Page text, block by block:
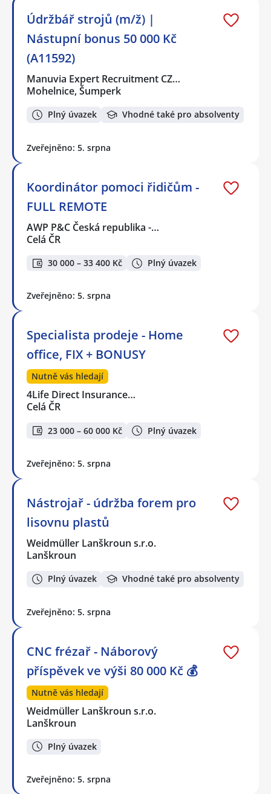
Údržbář strojů (m/ž) |
Nástupní bonus 50 000 Kč
(A11592)
Manuvia Expert Recruitment CZ…
Mohelnice, Šumperk
Plný úvazek Vhodné také pro absolventy
Zveřejněno: 5. srpna
Koordinátor pomoci řidičům -
FULL REMOTE
AWP P&C Česká republika -…
Celá ČR
30 000 – 33 400 Kč Plný úvazek
Zveřejněno: 5. srpna
Specialista prodeje - Home
office, FIX + BONUSY
Nutně vás hledají
4Life Direct Insurance…
Celá ČR
23 000 – 60 000 Kč Plný úvazek
Zveřejněno: 5. srpna
Nástrojař - údržba forem pro
lisovnu plastů
Weidmüller Lanškroun s.r.o.
Lanškroun
Plný úvazek Vhodné také pro absolventy
Zveřejněno: 5. srpna
CNC frézař - Náborový
příspěvek ve výši 80 000 Kč 💰
Nutně vás hledají
Weidmüller Lanškroun s.r.o.
Lanškroun
Plný úvazek
Zveřejněno: 5. srpna